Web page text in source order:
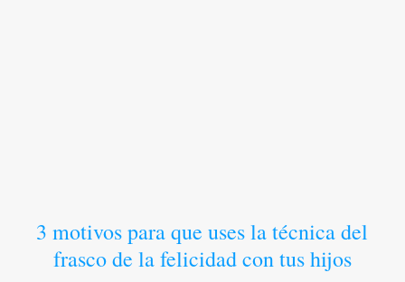
3 motivos para que uses la técnica del
frasco de la felicidad con tus hijos